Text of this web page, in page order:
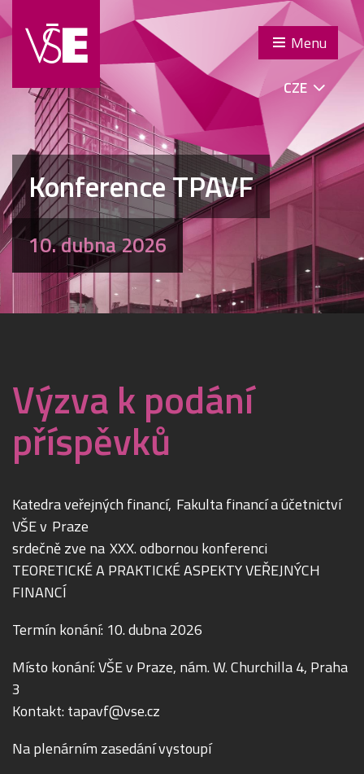
CZE
Konference TPAVF
10. dubna 2026
Menu
Výzva k podání
příspěvků
Katedra veřejných financí, Fakulta financí a účetnictví
VŠE v Praze
srdečně zve na XXX. odbornou konferenci
TEORETICKÉ A PRAKTICKÉ ASPEKTY VEŘEJNÝCH
FINANCÍ
Termín konání: 10. dubna 2026
Místo konání: VŠE v Praze, nám. W. Churchilla 4, Praha
3
Kontakt: tapavf@vse.cz
Na plenárním zasedání vystoupí